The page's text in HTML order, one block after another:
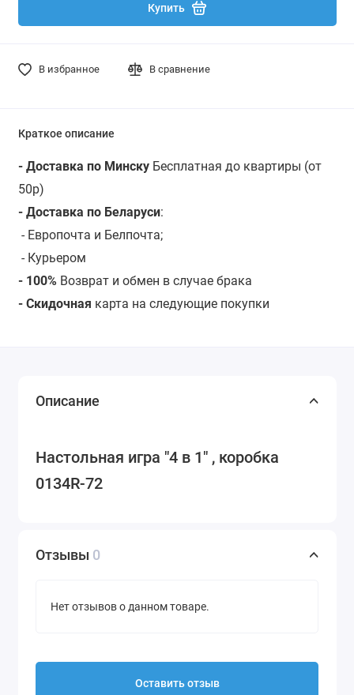
Купить
В избранное В сравнение
Краткое описание
- Доставка по МинскуБесплатная до квартиры (от
50р)
- Доставка по Беларуси:
- Европочта и Белпочта;
- Курьером
- 100% Возврат и обмен в случае брака
- Скидочная карта на следующие покупки
Описание
Настольная игра "4 в 1" , коробка
0134R-72
Отзывы 0
Нет отзывов о данном товаре.
Оставить отзыв